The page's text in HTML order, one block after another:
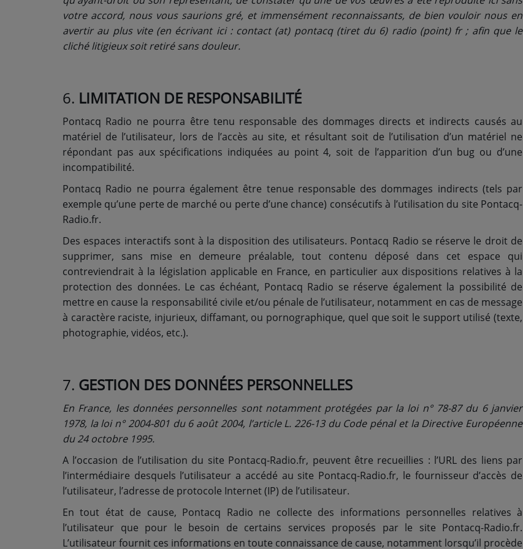
votre accord, nous vous saurions gré, et immensément reconnaissants, de bien vouloir nous en
avertir au plus vite (en écrivant ici : contact (at) pontacq (tiret du 6) radio (point) fr ; afin que le
cliché litigieux soit retiré sans douleur.
6. LIMITATION DE RESPONSABILITÉ
Pontacq Radio ne pourra être tenu responsable des dommages directs et indirects causés au
matériel de l’utilisateur, lors de l’accès au site, et résultant soit de l’utilisation d’un matériel ne
répondant pas aux spécifications indiquées au point 4, soit de l’apparition d’un bug ou d’une
incompatibilité.
Pontacq Radio ne pourra également être tenue responsable des dommages indirects (tels par
exemple qu’une perte de marché ou perte d’une chance) consécutifs à l’utilisation du site Pontacq-
Radio.fr.
Des espaces interactifs sont à la disposition des utilisateurs. Pontacq Radio se réserve le droit de
supprimer, sans mise en demeure préalable, tout contenu déposé dans cet espace qui
contreviendrait à la législation applicable en France, en particulier aux dispositions relatives à la
protection des données. Le cas échéant, Pontacq Radio se réserve également la possibilité de
mettre en cause la responsabilité civile et/ou pénale de l’utilisateur, notamment en cas de message
à caractère raciste, injurieux, diffamant, ou pornographique, quel que soit le support utilisé (texte,
photographie, vidéos, etc.).
7. GESTION DES DONNÉES PERSONNELLES
En France, les données personnelles sont notamment protégées par la loi n° 78-87 du 6 janvier
1978, la loi n° 2004-801 du 6 août 2004, l’article L. 226-13 du Code pénal et la Directive Européenne
du 24 octobre 1995.
A l’occasion de l’utilisation du site Pontacq-Radio.fr, peuvent être recueillies : l’URL des liens par
l’intermédiaire desquels l’utilisateur a accédé au site Pontacq-Radio.fr, le fournisseur d’accès de
l’utilisateur, l’adresse de protocole Internet (IP) de l’utilisateur.
En tout état de cause, Pontacq Radio ne collecte des informations personnelles relatives à
l’utilisateur que pour le besoin de certains services proposés par le site Pontacq-Radio.fr.
L’utilisateur fournit ces informations en toute connaissance de cause, notamment lorsqu’il procède